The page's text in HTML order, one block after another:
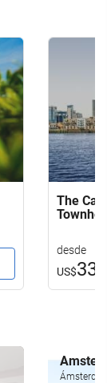
The
desde
US$